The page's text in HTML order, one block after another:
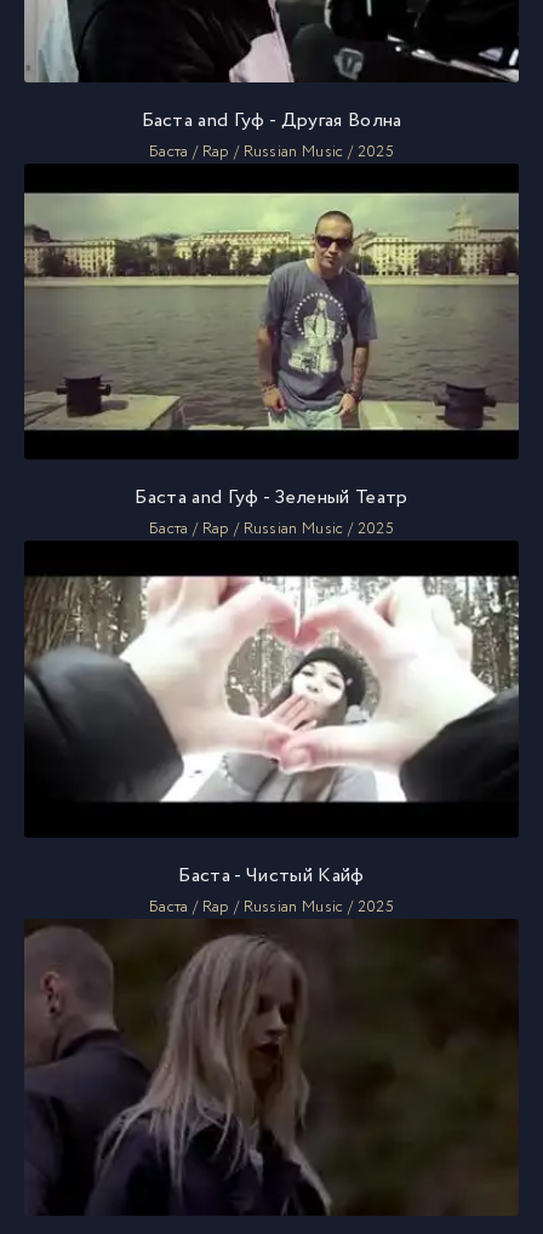
Баста and Гуф - Другая Волна
Баста / Rap / Russian Music / 2025
Баста and Гуф - Зеленый Театр
Баста / Rap / Russian Music / 2025
Баста - Чистый Кайф
Баста / Rap / Russian Music / 2025